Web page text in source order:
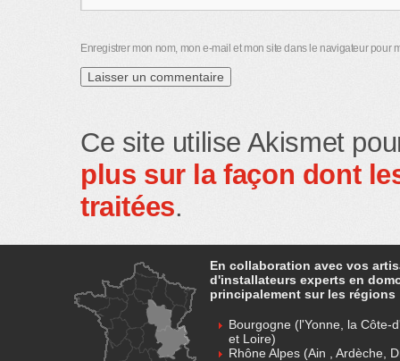
Enregistrer mon nom, mon e-mail et mon site dans le navigateur pour
Ce site utilise Akismet
plus sur la façon dont
traitées.
En collaboration avec vos
d'installateurs experts en
principalement sur les régions
Bourgogne (l'Yonne, la Côte-
et Loire)
Rhône Alpes (Ain , Ardèche,